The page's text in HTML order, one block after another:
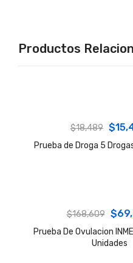
Productos
$18,489
price
$
Prueba de Droga 5
$168,609
was:
$
Prueba De Ovulacion
Unidades